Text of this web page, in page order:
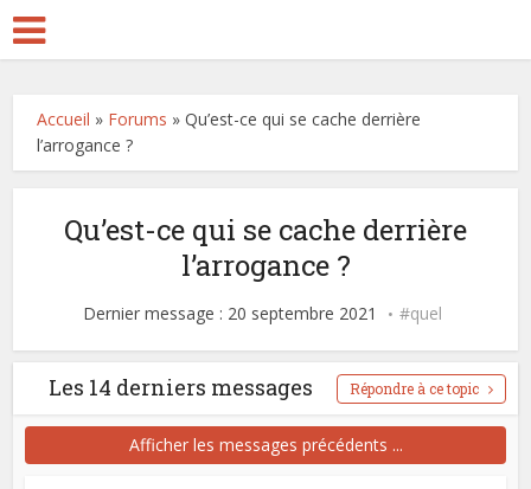
Accueil » Forums »Qu’est-ce qui se cache derrière
l’arrogance ?
Qu’est-ce qui se cache derrière
l’arrogance ?
Dernier message : 20 septembre 2021 quel
Les 14 derniers messages Répondre à ce topic
Afficher les messages précédents ...